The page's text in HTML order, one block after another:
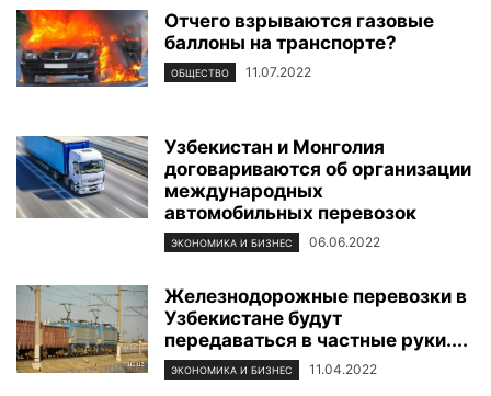
Отчего взрываются газовые
баллоны на транспорте?
ОБЩЕСТВО 11.07.2022
Узбекистан и Монголия
договариваются об организации
международных
автомобильных перевозок
ЭКОНОМИКА И БИЗНЕС 06.06.2022
Железнодорожные перевозки в
Узбекистане будут
передаваться в частные руки....
ЭКОНОМИКА И БИЗНЕС 11.04.2022